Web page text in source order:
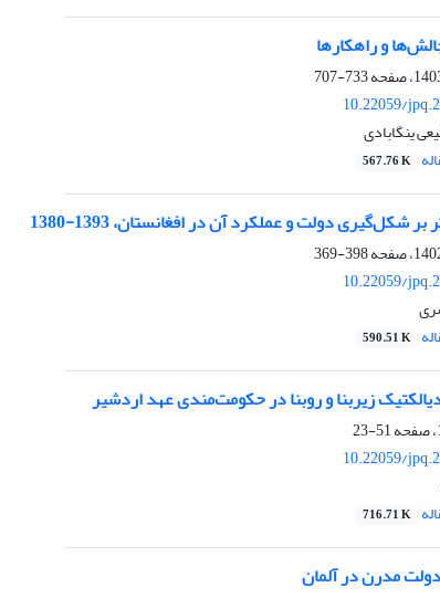
و راهکارها
733-707
10.22059/
ینگابادی
567.76 K
دولت و عملکرد آن در افغانستان، 1393-1380
398-369
10.22059/
590.51 K
دیالکتیک زیربنا و روبنا در حکومت‌مندی عهد ‏اردشیر
51-23
10.22059/
716.71 K
مدرن در آلمان